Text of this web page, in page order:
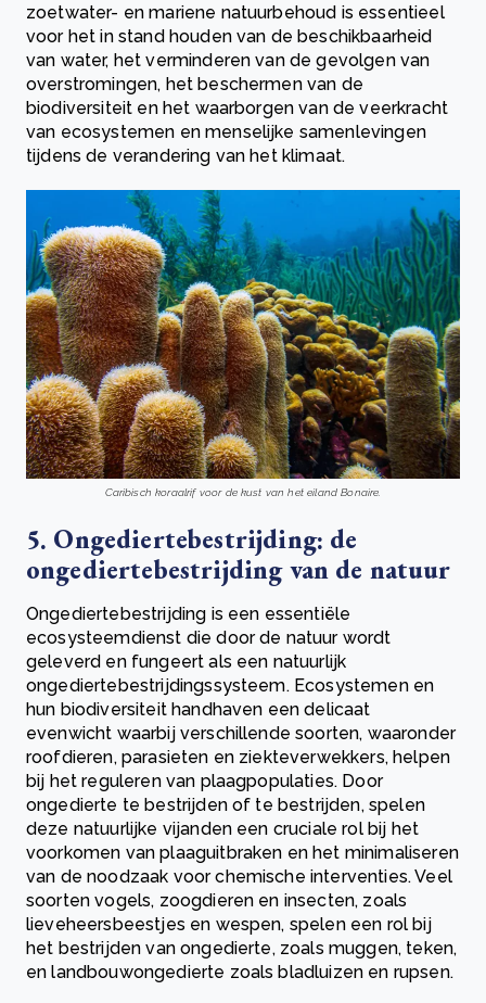
zoetwater- en mariene natuurbehoud is essentieel
voor het in stand houden van de beschikbaarheid
van water, het verminderen van de gevolgen van
overstromingen, het beschermen van de
biodiversiteit en het waarborgen van de veerkracht
van ecosystemen en menselijke samenlevingen
tijdens de verandering van het klimaat.
Caribisch koraalrif voor de kust van het eiland Bonaire.
5. Ongediertebestrijding: de
ongediertebestrijding van de natuur
Ongediertebestrijding is een essentiële
ecosysteemdienst die door de natuur wordt
geleverd en fungeert als een natuurlijk
ongediertebestrijdingssysteem. Ecosystemen en
hun biodiversiteit handhaven een delicaat
evenwicht waarbij verschillende soorten, waaronder
roofdieren, parasieten en ziekteverwekkers, helpen
bij het reguleren van plaagpopulaties. Door
ongedierte te bestrijden of te bestrijden, spelen
deze natuurlijke vijanden een cruciale rol bij het
voorkomen van plaaguitbraken en het minimaliseren
van de noodzaak voor chemische interventies. Veel
soorten vogels, zoogdieren en insecten, zoals
lieveheersbeestjes en wespen, spelen een rol bij
het bestrijden van ongedierte, zoals muggen, teken,
en landbouwongedierte zoals bladluizen en rupsen.